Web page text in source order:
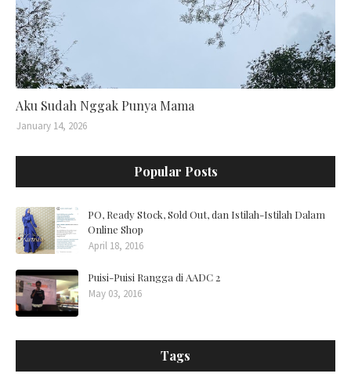
Aku Sudah Nggak Punya Mama
January 14, 2026
Popular Posts
PO, Ready Stock, Sold Out, dan Istilah-Istilah Dalam
Online Shop
April 18, 2016
Puisi-Puisi Rangga di AADC 2
May 03, 2016
Tags